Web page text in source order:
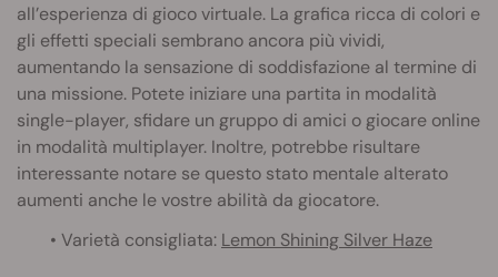
all’esperienza di gioco virtuale. La grafica ricca di colori e
gli effetti speciali sembrano ancora più vividi,
aumentando la sensazione di soddisfazione al termine di
una missione. Potete iniziare una partita in modalità
single-player, sfidare un gruppo di amici o giocare online
in modalità multiplayer. Inoltre, potrebbe risultare
interessante notare se questo stato mentale alterato
aumenti anche le vostre abilità da giocatore.
• Varietà consigliata: Lemon Shining Silver Haze